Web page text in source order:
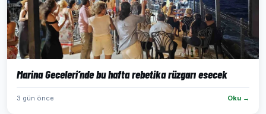
Marina Geceleri’nde bu hafta rebetika rüzgarı esecek
3 gün önce Oku →